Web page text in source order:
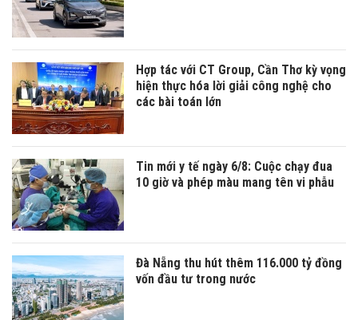
Hợp tác với CT Group, Cần Thơ kỳ vọng
hiện thực hóa lời giải công nghệ cho
các bài toán lớn
Tin mới y tế ngày 6/8: Cuộc chạy đua
10 giờ và phép màu mang tên vi phẫu
Đà Nẵng thu hút thêm 116.000 tỷ đồng
vốn đầu tư trong nước